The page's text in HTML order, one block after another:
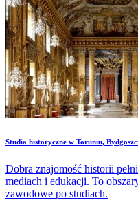
Studia historyczne w Toruniu,
Dobra znajomość historii
mediach i edukacji. To
zawodowe po studiach.